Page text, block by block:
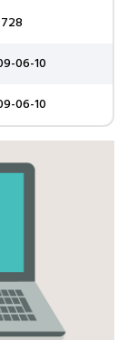
06-10
06-10